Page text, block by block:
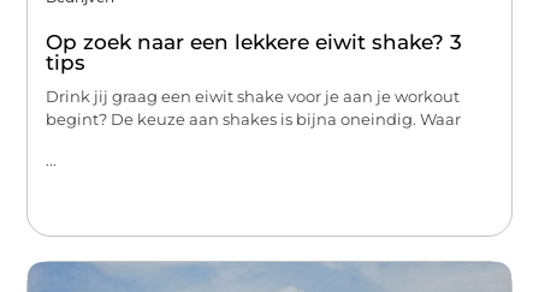
Op zoek naar een lekkere eiwit shake? 3
tips
Drink jij graag een eiwit shake voor je aan je workout
begint? De keuze aan shakes is bijna oneindig. Waar
...